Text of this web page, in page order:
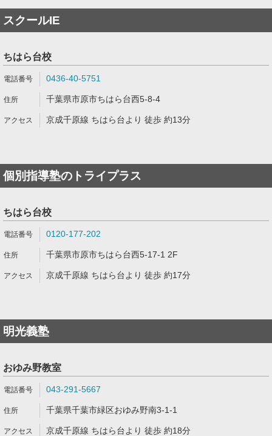
スクールIE
ちはら台校
0436-40-5751
千葉県市原市ちはら台西5-8-4
京成千原線 ちはら台より 徒歩 約13分
個別指導塾のトライプラス
ちはら台校
0120-177-202
千葉県市原市ちはら台西5-17-1 2F
京成千原線 ちはら台より 徒歩 約17分
明光義塾
おゆみ野教室
043-291-5667
千葉県千葉市緑区おゆみ野南3-1-1
京成千原線 ちはら台より 徒歩 約18分